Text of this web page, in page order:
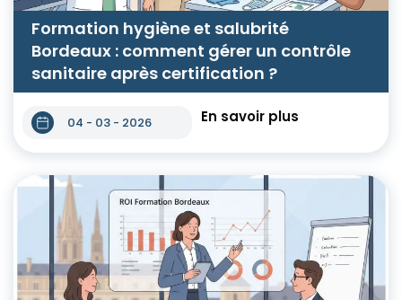
Formation hygiène et salubrité
Bordeaux : comment gérer un contrôle
sanitaire après certification ?
04 - 03 - 2026 En savoir plus